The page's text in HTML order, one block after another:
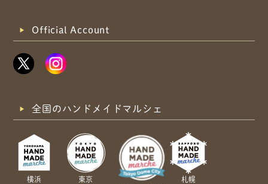
Official Account
全国のハンドメイドマルシェ
横浜
東京
札幌